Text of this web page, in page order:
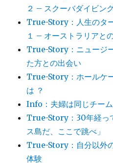
２ – スクーバダイビン
True-Story：人生のタ
１ – オーストラリアと
True-Story：ニュージ
た方との出会い
True-Story：ホールケ
は ？
Info：夫婦は同じチー
True-Story：30年経っ
ス島だ、ここで跳べ」
True-Story：自分以外
体験